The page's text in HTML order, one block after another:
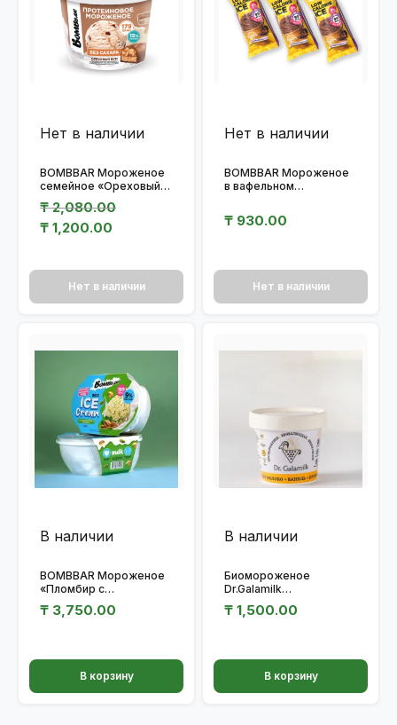
Нет в наличии
BOMBBAR Мороженое
семейное «Ореховый
₸2,080.00
Первоначальная
цена
₸ 1,200.00
Текущая
цена:
Нет в наличии
Нет в наличии
BOMBBAR Мороженое
в вафельном
₸ 930.00
Нет в наличии
В наличии
BOMBBAR Мороженое
«Пломбир с
₸ 3,750.00
В корзину
В наличии
Биомороженое
Dr.Galamilk
₸ 1,500.00
В корзину